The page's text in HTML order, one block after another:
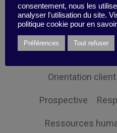
Intelligence
Management
Non classifié(e)
Orientation client
Prospective
Ressources
consentement, nous les
analyser l'utilisation du site.
politique cookie pour en
Préférences Tout refuser